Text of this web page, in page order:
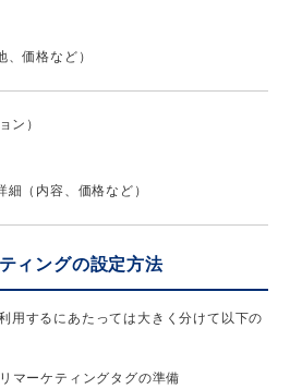
価格など）
ン）
（内容、価格など）
ィングの設定方法
用するにあたっては大きく分けて以下の
マーケティングタグの準備